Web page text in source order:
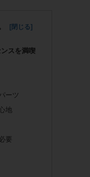
スを満喫
ーツ
地
要